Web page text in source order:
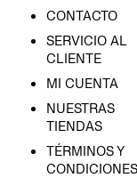
CONTACTO
SERVICIO AL
CLIENTE
MI CUENTA
NUESTRAS
TIENDAS
TÉRMINOS Y
CONDICIONES